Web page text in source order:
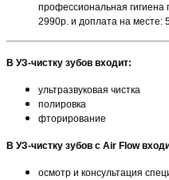
профессиональная гигиена
2990р. и доплата на месте:
В УЗ-чистку зубов входит:
ультразвуковая чистка
полировка
фторирование
В УЗ-чистку зубов с Air Flow
осмотр и консультация